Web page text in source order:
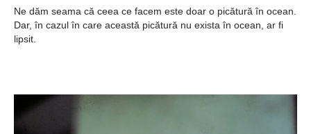
Ne dăm seama că ceea ce facem este doar o picătură în ocean.
Dar, în cazul în care această picătură nu exista în ocean, ar fi
lipsit.